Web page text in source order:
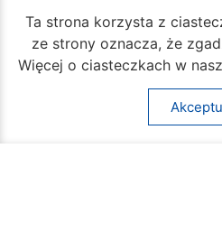
Ta strona korzysta z
ze strony oznacza, że
Więcej o ciasteczkach w